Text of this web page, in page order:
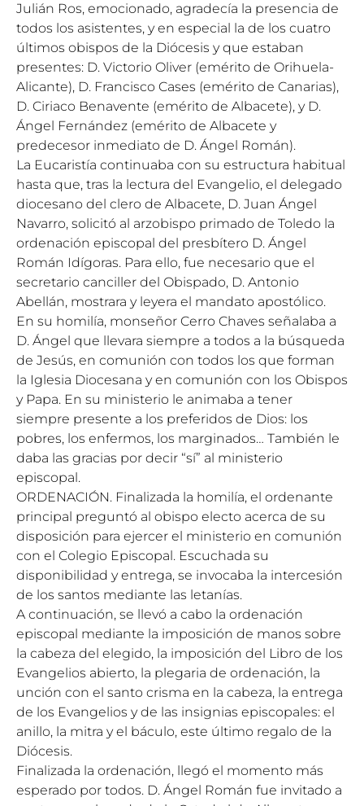
Julián Ros, emocionado, agradecía la presencia de
todos los asistentes, y en especial la de los cuatro
últimos obispos de la Diócesis y que estaban
presentes: D. Victorio Oliver (emérito de Orihuela-
Alicante), D. Francisco Cases (emérito de Canarias),
D. Ciriaco Benavente (emérito de Albacete), y D.
Ángel Fernández (emérito de Albacete y
predecesor inmediato de D. Ángel Román).
La Eucaristía continuaba con su estructura habitual
hasta que, tras la lectura del Evangelio, el delegado
diocesano del clero de Albacete, D. Juan Ángel
Navarro, solicitó al arzobispo primado de Toledo la
ordenación episcopal del presbítero D. Ángel
Román Idígoras. Para ello, fue necesario que el
secretario canciller del Obispado, D. Antonio
Abellán, mostrara y leyera el mandato apostólico.
En su homilía, monseñor Cerro Chaves señalaba a
D. Ángel que llevara siempre a todos a la búsqueda
de Jesús, en comunión con todos los que forman
la Iglesia Diocesana y en comunión con los Obispos
y Papa. En su ministerio le animaba a tener
siempre presente a los preferidos de Dios: los
pobres, los enfermos, los marginados… También le
daba las gracias por decir “sí” al ministerio
episcopal.
ORDENACIÓN. Finalizada la homilía, el ordenante
principal preguntó al obispo electo acerca de su
disposición para ejercer el ministerio en comunión
con el Colegio Episcopal. Escuchada su
disponibilidad y entrega, se invocaba la intercesión
de los santos mediante las letanías.
A continuación, se llevó a cabo la ordenación
episcopal mediante la imposición de manos sobre
la cabeza del elegido, la imposición del Libro de los
Evangelios abierto, la plegaria de ordenación, la
unción con el santo crisma en la cabeza, la entrega
de los Evangelios y de las insignias episcopales: el
anillo, la mitra y el báculo, este último regalo de la
Diócesis.
Finalizada la ordenación, llegó el momento más
esperado por todos. D. Ángel Román fue invitado a